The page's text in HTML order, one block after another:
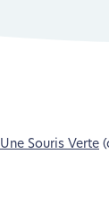
Une Souris Verte